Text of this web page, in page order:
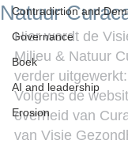
Contradiction and
Governance
Boek
AI and leadership
Erosion
Natuur
Hier wordt de
Milieu & Natuur
verder uitgewerkt:
Volgens de
overheid van
van Visie